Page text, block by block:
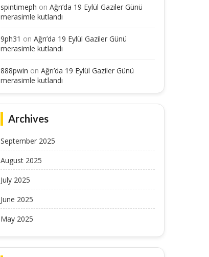
spintimeph on Ağrı’da 19 Eylül Gaziler Günü
merasimle kutlandı
9ph31 on Ağrı’da 19 Eylül Gaziler Günü
merasimle kutlandı
888pwin on Ağrı’da 19 Eylül Gaziler Günü
merasimle kutlandı
Archives
September 2025
August 2025
July 2025
June 2025
May 2025